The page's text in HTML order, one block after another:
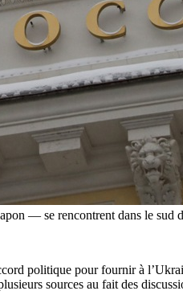
— se rencontrent dans le sud
politique pour fournir à
sources au fait des